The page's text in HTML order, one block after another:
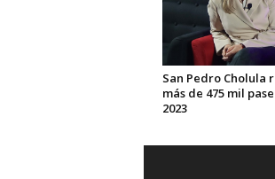
San Pedro Cholula
más de 475 mil
2023